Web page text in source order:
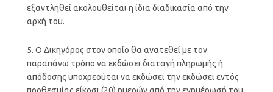
εξαντληθεί ακολουθείται η ίδια διαδικασία από την
αρχή του.
5. Ο Δικηγόρος στον οποίο θα ανατεθεί με τον
παραπάνω τρόπο να εκδώσει διαταγή πληρωμής ή
απόδοσης υποχρεούται να εκδώσει την εκδώσει εντός
προθεσμίας είκοσι (20) ημερών από την ενημέρωσή του